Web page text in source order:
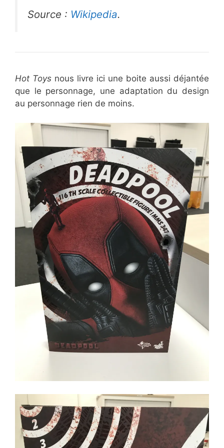
Source : Wikipedia.
Hot Toys nous livre ici une boite aussi déjantée
que le personnage, une adaptation du design
au personnage rien de moins.